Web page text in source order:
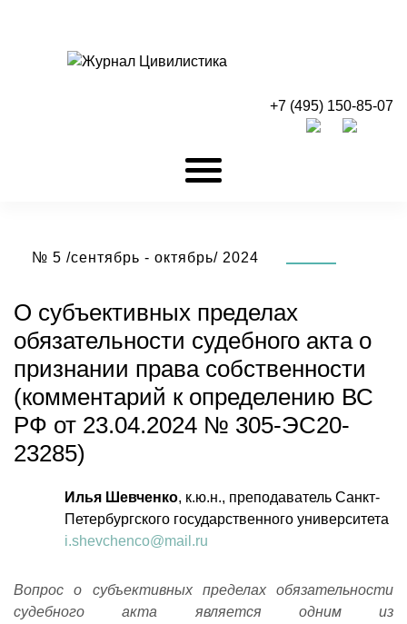
+7 (495) 150-85-07
№ 5 /сентябрь - октябрь/ 2024
О субъективных пределах
обязательности судебного акта о
признании права собственности
(комментарий к определению ВС
РФ от 23.04.2024 № 305-ЭС20-
23285)
Илья Шевченко, к.ю.н., преподаватель Санкт-
Петербургского государственного университета
i.shevchenco@mail.ru
Вопрос о субъективных пределах обязательности
судебного акта является одним из